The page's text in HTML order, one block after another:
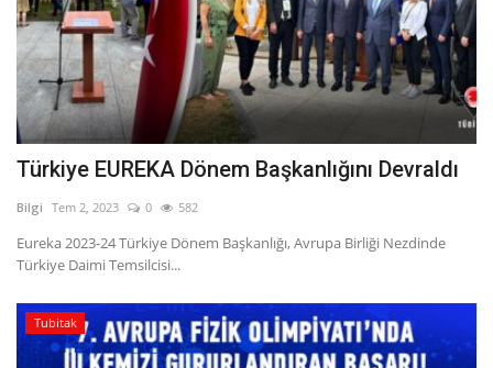
Türkiye EUREKA Dönem Başkanlığını Devraldı
Bilgi Tem 2, 2023 0 582
Eureka 2023-24 Türkiye Dönem Başkanlığı, Avrupa Birliği Nezdinde
Türkiye Daimi Temsilcisi...
Tubitak